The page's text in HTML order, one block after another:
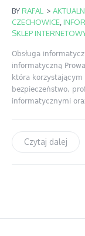
BYRAFAL >
CZECHOWICE
SKLEP
Obsługa
informatyczną
która
bezpieczeństwo,
informatycznymi
Czytaj dalej